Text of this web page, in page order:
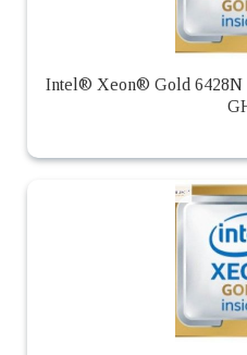
Intel® Xeon® Gold 6428N